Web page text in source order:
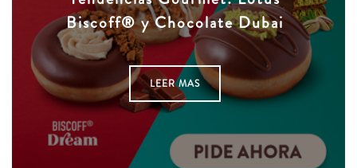
Biscoff® y Chocolate Dubai
LEER MAS